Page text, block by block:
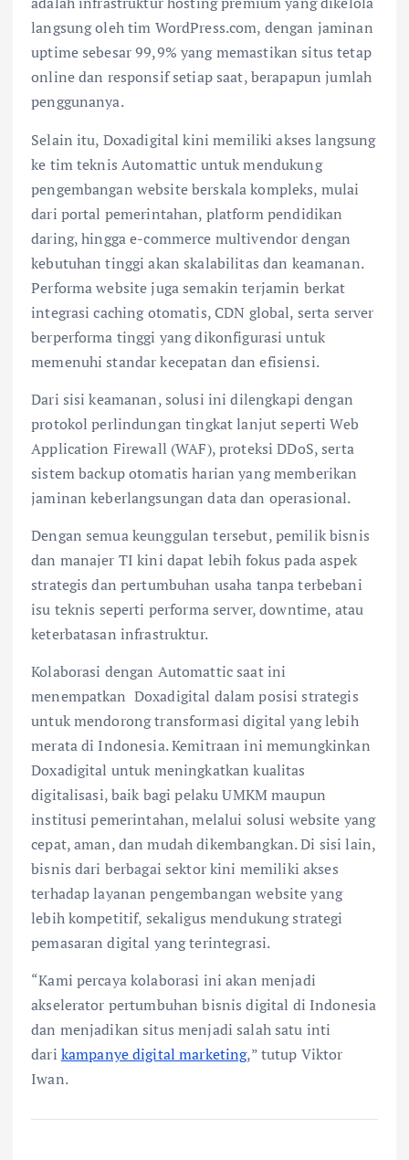
langsung oleh tim WordPress.com, dengan jaminan
uptime sebesar 99,9% yang memastikan situs tetap
online dan responsif setiap saat, berapapun jumlah
penggunanya.
Selain itu, Doxadigital kini memiliki akses langsung
ke tim teknis Automattic untuk mendukung
pengembangan website berskala kompleks, mulai
dari portal pemerintahan, platform pendidikan
daring, hingga e-commerce multivendor dengan
kebutuhan tinggi akan skalabilitas dan keamanan.
Performa website juga semakin terjamin berkat
integrasi caching otomatis, CDN global, serta server
berperforma tinggi yang dikonfigurasi untuk
memenuhi standar kecepatan dan efisiensi.
Dari sisi keamanan, solusi ini dilengkapi dengan
protokol perlindungan tingkat lanjut seperti Web
Application Firewall (WAF), proteksi DDoS, serta
sistem backup otomatis harian yang memberikan
jaminan keberlangsungan data dan operasional.
Dengan semua keunggulan tersebut, pemilik bisnis
dan manajer TI kini dapat lebih fokus pada aspek
strategis dan pertumbuhan usaha tanpa terbebani
isu teknis seperti performa server, downtime, atau
keterbatasan infrastruktur.
Kolaborasi dengan Automattic saat ini
menempatkan Doxadigital dalam posisi strategis
untuk mendorong transformasi digital yang lebih
merata di Indonesia. Kemitraan ini memungkinkan
Doxadigital untuk meningkatkan kualitas
digitalisasi, baik bagi pelaku UMKM maupun
institusi pemerintahan, melalui solusi website yang
cepat, aman, dan mudah dikembangkan. Di sisi lain,
bisnis dari berbagai sektor kini memiliki akses
terhadap layanan pengembangan website yang
lebih kompetitif, sekaligus mendukung strategi
pemasaran digital yang terintegrasi.
“Kami percaya kolaborasi ini akan menjadi
akselerator pertumbuhan bisnis digital di Indonesia
dan menjadikan situs menjadi salah satu inti
dari kampanye digital marketing,” tutup Viktor
Iwan.